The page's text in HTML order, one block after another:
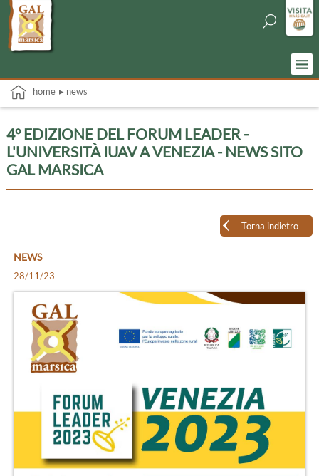
home ▸ news
4° EDIZIONE DEL FORUM LEADER -
L'UNIVERSITÀ IUAV A VENEZIA - NEWS SITO
GAL MARSICA
Torna indietro
NEWS
28/11/23